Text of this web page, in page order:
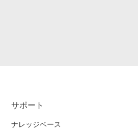
サポート
ナレッジベース